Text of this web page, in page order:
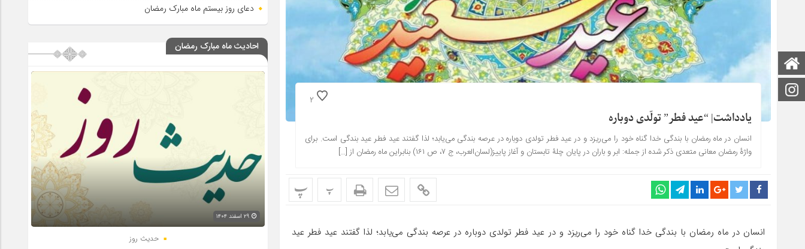
صفحه اصلی
2
یادداشت| “عید فطر” تولّدی دوباره
انسان در ماه رمضان با بندگی خدا گناه خود را می‌ریزد و در عید فطر تولدی دوباره در عرصه بندگی می‌یابد؛ لذا گفتند عید فطر عید بندگی است. برای
واژۀ رمضان معانی متعدی ذکر شده از جمله: ابر و باران در پایان چلۀ تابستان و آغاز پاییز(لسان‌العرب، ج ‏۷، ص ۱۶۱) بنابراین ماه رمضان از […]
پ پ
انسان در ماه رمضان با بندگی خدا گناه خود را می‌ریزد و در عید فطر تولدی دوباره در عرصه بندگی می‌یابد؛ لذا گفتند عید فطر عید
دعای روز بیستم ماه مبارک رمضان
احادیث ماه مبارک رمضان
حدیث روز